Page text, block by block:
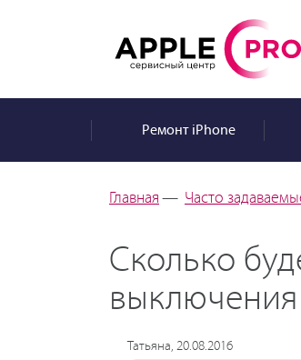
РемонтiPhone
Главная — Часто
Сколько
Татьяна, 20.08.2016